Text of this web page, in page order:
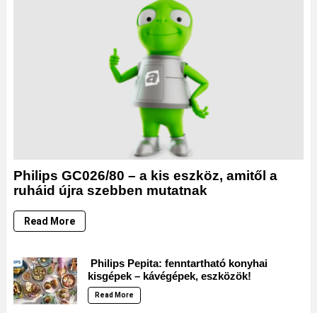
Philips GC026/80 – a kis eszköz, amitől a
ruháid újra szebben mutatnak
Read More
Philips Pepita: fenntartható konyhai
kisgépek – kávégépek, eszközök!
Read More